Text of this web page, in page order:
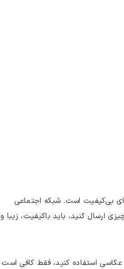
های بی‌کیفیت است. شبکه اجتماعی
ارسال کنید، باید باکیفیت، زیبا و
استفاده کنید، فقط کافی است